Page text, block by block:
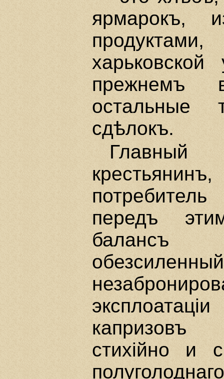
ярмарокъ,
прежнемъ
остальные
сдѣлокъ.
передъ
балансъ
капризовъ
стихiйно и